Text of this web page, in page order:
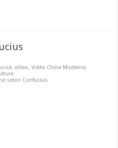
,video,Vidéo Chine Moderne,
selon Confucius